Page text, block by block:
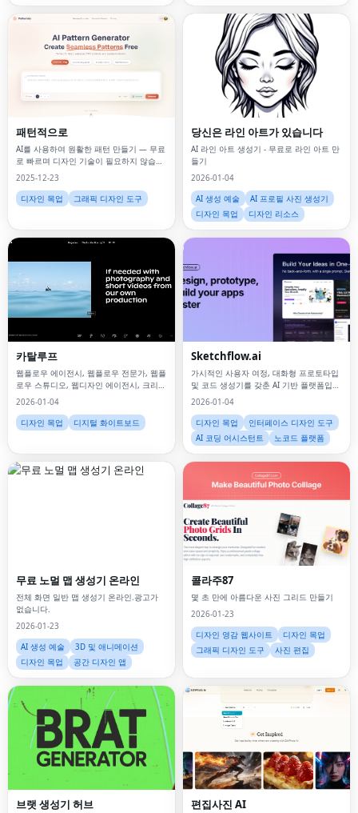
패턴적으로
AI를 사용하여 원활한 패턴 만들기 — 무료
로 빠르며 디자인 기술이 필요하지 않습니
다.
2025-12-23
디자인 목업
그래픽 디자인 도구
당신은 라인 아트가 있습니다
AI 라인 아트 생성기 - 무료로 라인 아트 만
들기
2026-01-04
AI 생성 예술
AI 프로필 사진 생성기
디자인 목업
디자인 리소스
카탈루프
웹플로우 에이전시, 웹플로우 전문가, 웹플
로우 스튜디오, 웹디자인 에이전시, 크리에
이티브 에이전시, 디지털 에이전시,
2026-01-04
디자인 목업
디지털 화이트보드
Sketchflow.ai
가시적인 사용자 여정, 대화형 프로토타입
및 코드 생성기를 갖춘 AI 기반 플랫폼입니
다.
2026-01-04
디자인 목업
인터페이스 디자인 도구
AI 코딩 어시스턴트
노코드 플랫폼
무료 노멀 맵 생성기 온라인
전체 화면 일반 맵 생성기 온라인.광고가
없습니다.
2026-01-23
AI 생성 예술
3D 및 애니메이션
디자인 목업
공간 디자인 앱
콜라주87
몇 초 만에 아름다운 사진 그리드 만들기
2026-01-23
디자인 영감 웹사이트
디자인 목업
그래픽 디자인 도구
사진 편집
브랫 생성기 허브 편집사진 AI